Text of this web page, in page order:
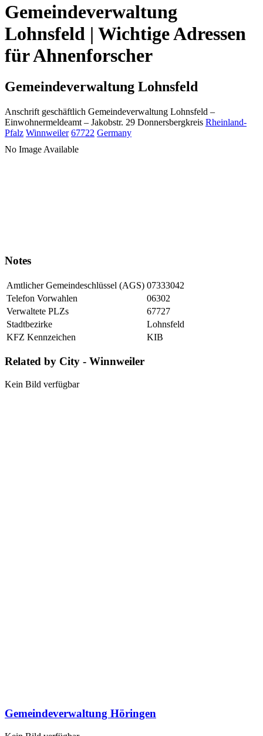
Gemeindeverwaltung
Lohnsfeld | Wichtige Adressen
für Ahnenforscher
Gemeindeverwaltung Lohnsfeld
Anschrift geschäftlich Gemeindeverwaltung Lohnsfeld –
Einwohnermeldeamt – Jakobstr. 29 Donnersbergkreis Rheinland-
Pfalz Winnweiler 67722 Germany
No Image Available
Notes
Amtlicher Gemeindeschlüssel (AGS) 07333042
Telefon Vorwahlen
06302
Verwaltete PLZs
67727
Stadtbezirke
Lohnsfeld
KFZ Kennzeichen
KIB
Related by City - Winnweiler
Kein Bild verfügbar
Gemeindeverwaltung Höringen